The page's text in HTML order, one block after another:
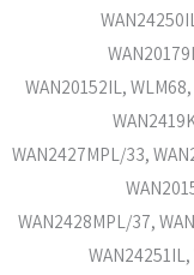
WAN20152IL,
WAN2427MPL/33,
WAN2428MPL/37,